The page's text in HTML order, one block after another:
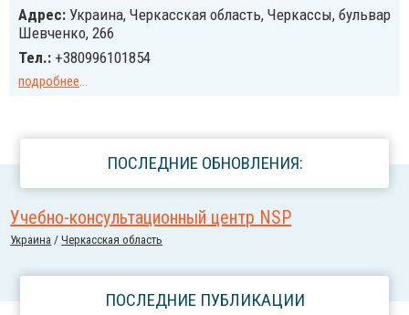
Адрес: Украина, Черкасская область, Черкассы, бульвар
Шевченко, 266
Тел.: +380996101854
подробнее...
ПОСЛЕДНИЕ ОБНОВЛЕНИЯ:
Учебно-консультационный центр NSP
Украина /Черкасская область
ПОСЛЕДНИЕ ПУБЛИКАЦИИ